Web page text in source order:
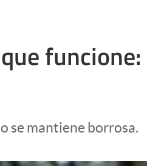
se mantiene borrosa.